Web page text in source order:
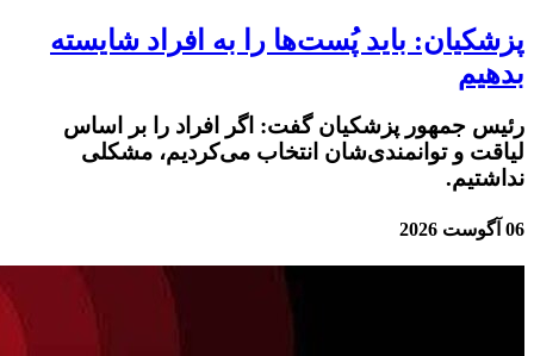
پزشکیان: باید پُست‌ها را به افراد شایسته
بدهیم
رئیس جمهور پزشکیان گفت: اگر افراد را بر اساس
لیاقت و توانمندی‌شان انتخاب می‌کردیم، مشکلی
نداشتیم.
06 آگوست 2026